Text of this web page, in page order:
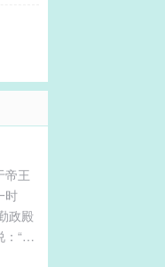
帝王
时
政殿
“七